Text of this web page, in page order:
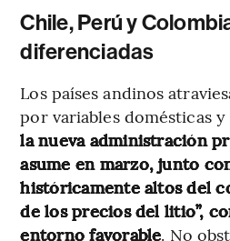
Chile, Perú y
diferenciadas
Los países andinos
por variables domésticas y
la nueva administración
asume en marzo, junto
históricamente altos del
de los precios del litio”,
entorno favorable. No